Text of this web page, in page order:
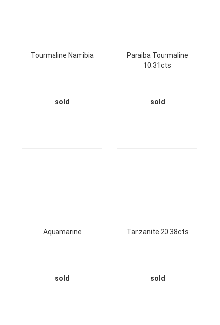
Tourmaline Namibia
sold
Paraiba Tourmaline
10.31cts
sold
Aquamarine
sold
Tanzanite 20.38cts
sold